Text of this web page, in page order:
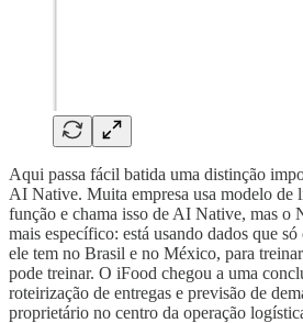
Aqui passa fácil batida uma distinção
AI Native. Muita empresa usa modelo de
função e chama isso de AI Native, mas o
mais específico: está usando dados que
ele tem no Brasil e no México, para
pode treinar. O iFood chegou a uma
roteirização de entregas e previsão de
proprietário no centro da operação